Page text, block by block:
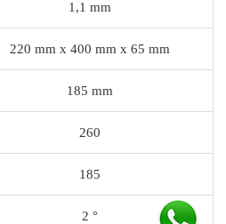
1,1 mm
220 mm x 400 mm x 65 mm
185 mm
260
185
2 °